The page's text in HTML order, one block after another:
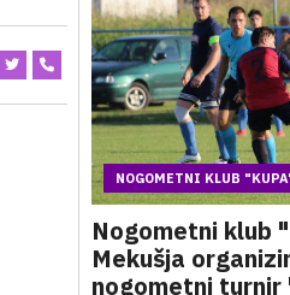
NOGOMETNI KLUB
Nogometni klub
Mekušja
nogometni turnir